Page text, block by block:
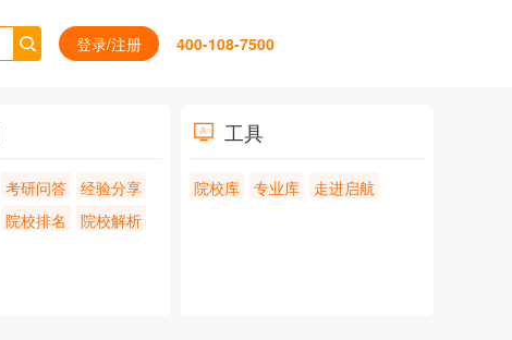
登录/注册 400-108-7500
考研问答
经验分享
院校排名 院校解析
工具
院校库 专业库 走进启航